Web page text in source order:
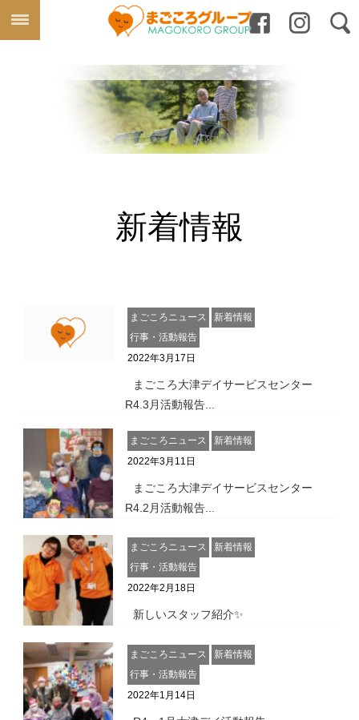
新着情報
まごころニュース
新着情報
行事・活動報告
2022年3月17日
まごころ大津デイサービスセンター
R4.3月活動報告...
まごころニュース
新着情報
2022年3月11日
まごころ大津デイサービスセンター
R4.2月活動報告...
まごころニュース
新着情報
行事・活動報告
2022年2月18日
新しいスタッフ紹介✨
まごころニュース
新着情報
行事・活動報告
2022年1月14日